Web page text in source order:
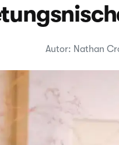
Autor: Nathan